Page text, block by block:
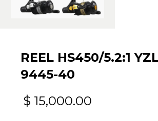
REEL HS450/5.2:1
9445-40
$ 15,000.00